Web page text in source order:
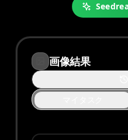
画像結果